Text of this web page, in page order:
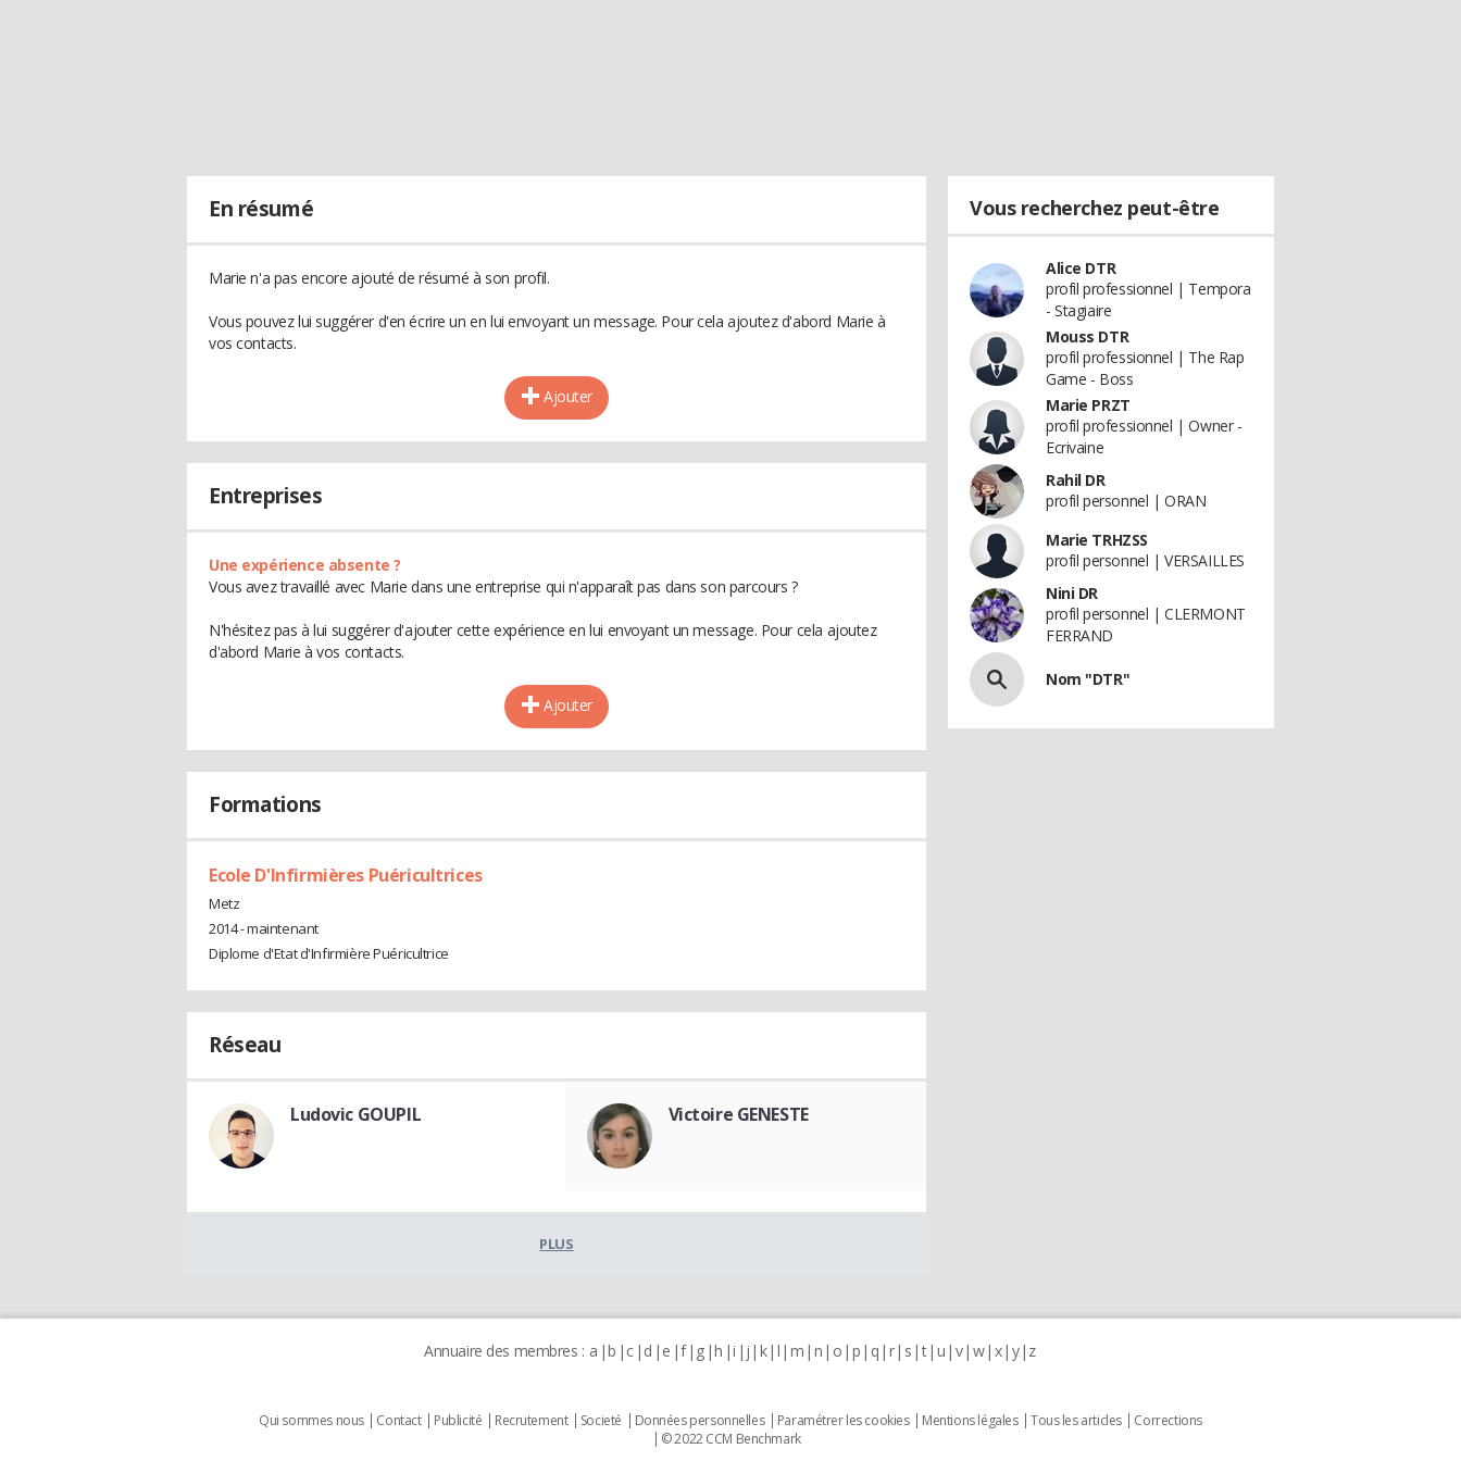
En résumé
Marie n'a pas encore ajouté de résumé à son profil.
Vous pouvez lui suggérer d'en écrire un en lui envoyant un message. Pour cela ajoutez d'abord Marie à
vos contacts.
Ajouter
Entreprises
Une expérience absente ?
Vous avez travaillé avec Marie dans une entreprise qui n'apparaît pas dans son parcours ?
N'hésitez pas à lui suggérer d'ajouter cette expérience en lui envoyant un message. Pour cela ajoutez
d'abord Marie à vos contacts.
Ajouter
Formations
Ecole D'Infirmières Puéricultrices
Metz
2014 - maintenant
Diplome d'Etat d'Infirmière Puéricultrice
Réseau
Ludovic GOUPIL Victoire GENESTE
PLUS
Vous recherchez peut-être
Alice DTR
profil professionnel | Tempora
- Stagiaire
Mouss DTR
profil professionnel | The Rap
Game - Boss
Marie PRZT
profil professionnel | Owner -
Ecrivaine
Rahil DR
profil personnel | ORAN
Marie TRHZSS
profil personnel | VERSAILLES
Nini DR
profil personnel | CLERMONT
FERRAND
Nom "DTR"
Annuaire des membres : a b c d e f g h i j k l m n o p q r s t u v w x y z
Qui sommes nous Contact Publicité Recrutement Societé Données personnelles Paramétrer les cookies Mentions légales Tous les articles
Corrections
© 2022 CCM Benchmark